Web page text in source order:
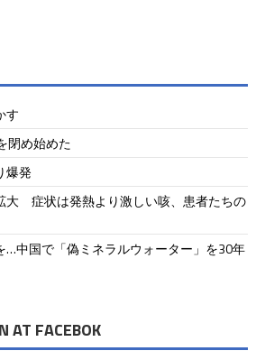
す
閉め始めた
爆発
大 症状は発熱より激しい咳、患者たちの
…中国で「偽ミネラルウォーター」を30年
AT FACEBOK